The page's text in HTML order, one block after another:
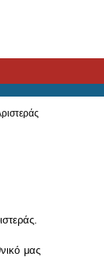
μας